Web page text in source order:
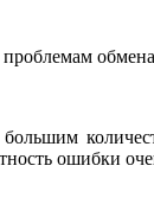
проблемам
ошибки